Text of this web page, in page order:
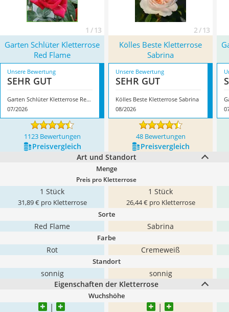
1 / 13 2 / 13
Garten Schlüter Kletterrose
Red Flame
Kölles Beste Kletterrose
Sabrina
Unsere Bewertung
SEHR GUT
Garten Schlüter Kletterrose Red Flame
07/2026
Unsere Bewertung
SEHR GUT
Kölles Beste Kletterrose Sabrina
08/2026
1123 Bewertungen 48 Bewertungen
Preis­vergleich
Preis­vergleich
Art und Standort
Menge
Preis pro Kletterrose
1 Stück
31,89 € pro Kletterrose
1 Stück
26,44 € pro Kletterrose
Sorte
Red Flame Sabrina
Farbe
Rot Cremeweiß
Standort
sonnig
sonnig
Eigenschaften der Kletterrose
Wuchshöhe